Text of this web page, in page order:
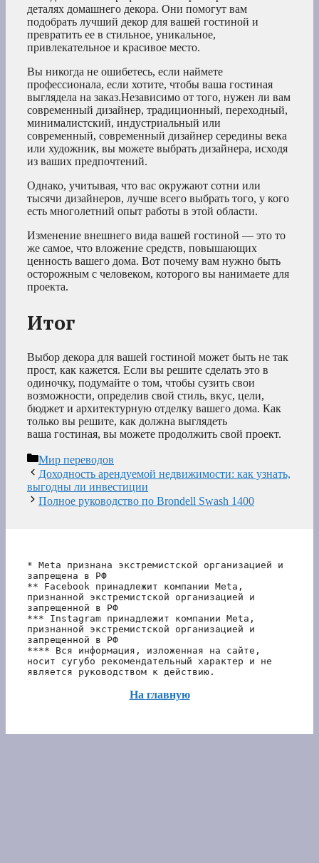
деталях домашнего декора. Они помогут вам
подобрать лучший декор для вашей гостиной и
превратить ее в стильное, уникальное,
привлекательное и красивое место.
Вы никогда не ошибетесь, если наймете
профессионала, если хотите, чтобы ваша гостиная
выглядела на заказ.Независимо от того, нужен ли вам
современный дизайнер, традиционный, переходный,
минималистский, индустриальный или
современный, современный дизайнер середины века
или художник, вы можете выбрать дизайнера, исходя
из ваших предпочтений.
Однако, учитывая, что вас окружают сотни или
тысячи дизайнеров, лучше всего выбрать того, у кого
есть многолетний опыт работы в этой области.
Изменение внешнего вида вашей гостиной — это то
же самое, что вложение средств, повышающих
ценность вашего дома. Вот почему вам нужно быть
осторожным с человеком, которого вы нанимаете для
проекта.
Итог
Выбор декора для вашей гостиной может быть не так
прост, как кажется. Если вы решите сделать это в
одиночку, подумайте о том, чтобы сузить свои
возможности, определив свой стиль, вкус, цели,
бюджет и архитектурную отделку вашего дома. Как
только вы решите, как должна выглядеть
ваша гостиная, вы можете продолжить свой проект.
Рубрики
Мир переводов
Доходность арендуемой недвижимости: как узнать,
выгодны ли инвестиции
Полное руководство по Brondell Swash 1400
* Meta признана экстремистской организацией и
запрещена в РФ
** Facebook принадлежит компании Meta,
признанной экстремистской организацией и
запрещенной в РФ
*** Instagram принадлежит компании Meta,
признанной экстремистской организацией и
запрещенной в РФ
**** Вся информация, изложенная на сайте,
носит сугубо рекомендательный характер и не
является руководством к действию.
На главную